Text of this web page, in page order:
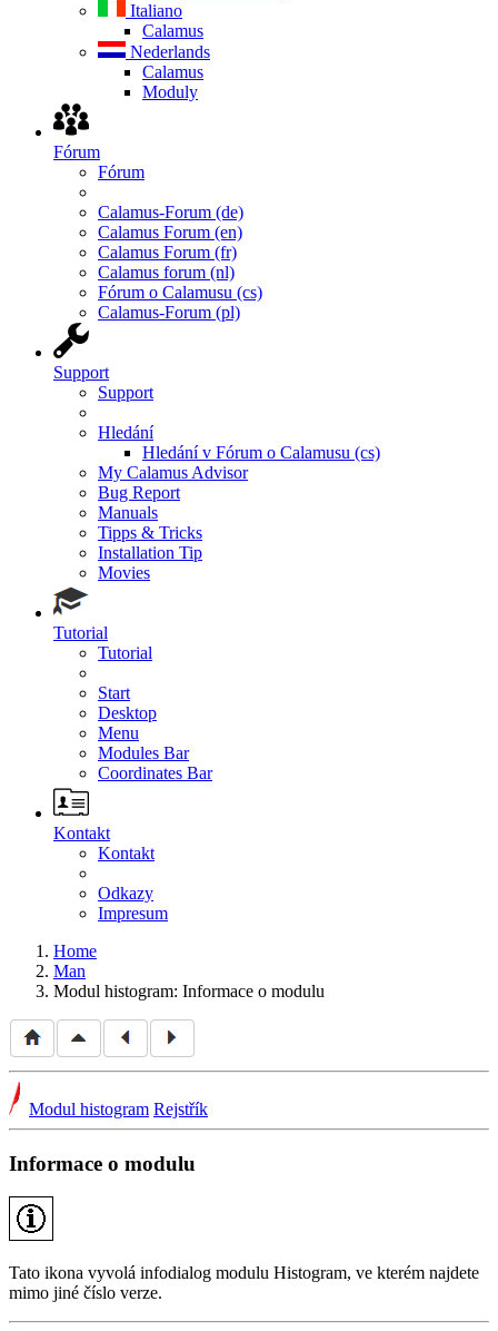
Italiano
Calamus
Nederlands
Calamus
Moduly
Fórum
Fórum
Calamus-Forum (de)
Calamus Forum (en)
Calamus Forum (fr)
Calamus forum (nl)
Fórum o Calamusu (cs)
Calamus-Forum (pl)
Support
Support
Hledání
Hledání v Fórum o Calamusu (cs)
My Calamus Advisor
Bug Report
Manuals
Tipps & Tricks
Installation Tip
Movies
Tutorial
Tutorial
Start
Desktop
Menu
Modules Bar
Coordinates Bar
Kontakt
Kontakt
Odkazy
Impresum
Home
Man
Modul histogram: Informace o modulu
Modul histogram Rejstřík
Informace o modulu
Tato ikona vyvolá infodialog modulu Histogram, ve kterém najdete
mimo jiné číslo verze.